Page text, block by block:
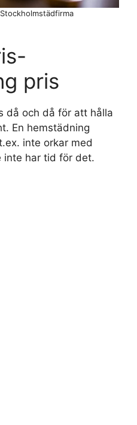
pris
då och då för att hålla
En hemstädning
inte orkar med
inte har tid för det.